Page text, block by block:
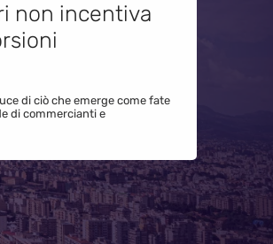
non incentiva
di ciò che emerge come fate
di commercianti e